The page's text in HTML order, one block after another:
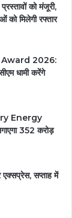
को मंजूरी,
को मिलेगी रफ्तार
2026:
धामी करेंगे
Energy
352 करोड़
सप्ताह में